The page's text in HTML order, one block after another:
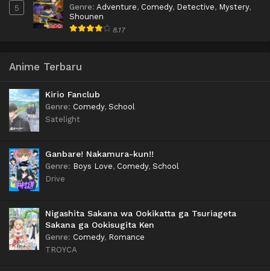
5 Genre: Adventure, Comedy, Detective, Mystery,
Shounen
8.17
Anime Terbaru
Kirio Fanclub
Genre: Comedy, School
Satelight
Ganbare! Nakamura-kun!!
Genre: Boys Love, Comedy, School
Drive
Nigashita Sakana wa Ookikatta ga Tsuriageta
Sakana ga Ookisugita Ken
Genre: Comedy, Romance
TROYCA